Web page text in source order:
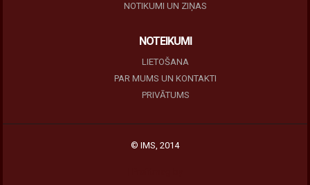
NOTIKUMI UN ZIŅAS
NOTEIKUMI
LIETOŠANA
PAR MUMS UN KONTAKTI
PRIVĀTUMS
© IMS, 2014